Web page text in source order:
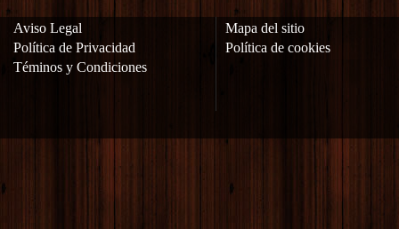
Aviso Legal
Política de Privacidad
Téminos y Condiciones
Mapa del sitio
Política de cookies